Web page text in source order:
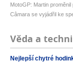
MotoGP: Martin
Câmara se vyjádřil ke
Věda a
Nejlepší chytré